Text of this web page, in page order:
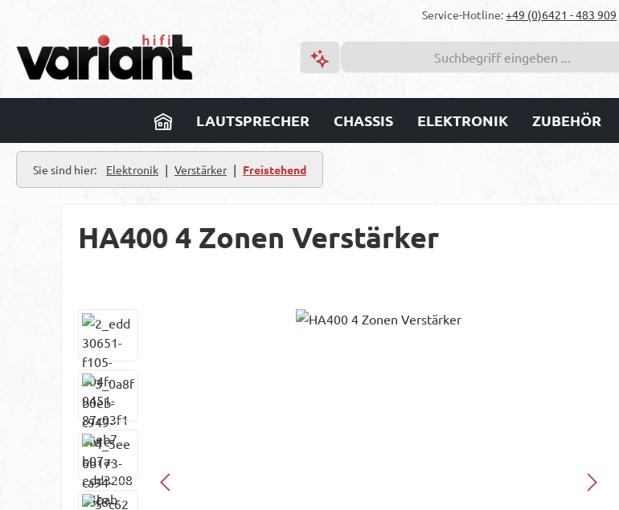
Service-Hotline:+49 (0)6421 - 483 909
LAUTSPRECHER CHASSIS ELEKTRONIK ZUBEHÖR
Sie sind hier: Elektronik | Verstärker | Freistehend
HA400 4 Zonen Verstärker
Bildergalerie überspringen